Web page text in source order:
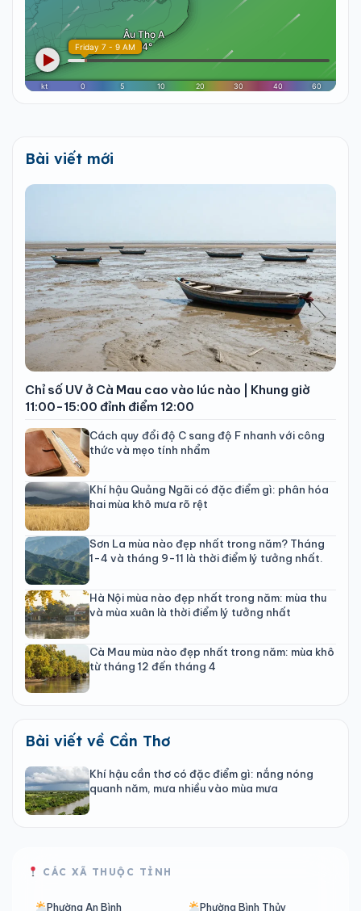
Bài viết mới
Chỉ số UV ở Cà Mau cao vào lúc nào | Khung giờ
11:00-15:00 đỉnh điểm 12:00
Cách quy đổi độ C sang độ F nhanh với công
thức và mẹo tính nhẩm
Khí hậu Quảng Ngãi có đặc điểm gì: phân hóa
hai mùa khô mưa rõ rệt
Sơn La mùa nào đẹp nhất trong năm? Tháng
1-4 và tháng 9-11 là thời điểm lý tưởng nhất.
Hà Nội mùa nào đẹp nhất trong năm: mùa thu
và mùa xuân là thời điểm lý tưởng nhất
Cà Mau mùa nào đẹp nhất trong năm: mùa khô
từ tháng 12 đến tháng 4
Bài viết về Cần Thơ
Khí hậu cần thơ có đặc điểm gì: nắng nóng
quanh năm, mưa nhiều vào mùa mưa
CÁC XÃ THUỘC TỈNH
Phường An Bình Phường Bình Thủy